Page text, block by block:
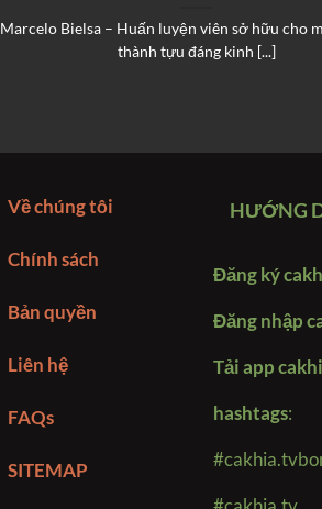
Marcelo Bielsa – Huấn luyện viên sở hữu cho
thành tựu đáng kinh [...]
Về chúng tôi
Chính sách
Bản quyền
Liên hệ
FAQs
SITEMAP
HƯỚNG
Đăng ký
Đăng nhập
Tải app
hashtags: